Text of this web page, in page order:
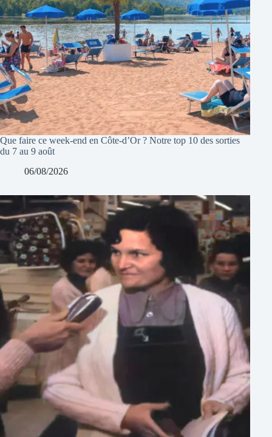
Que faire ce week-end en Côte-d’Or ? Notre top 10 des sorties
du 7 au 9 août
06/08/2026